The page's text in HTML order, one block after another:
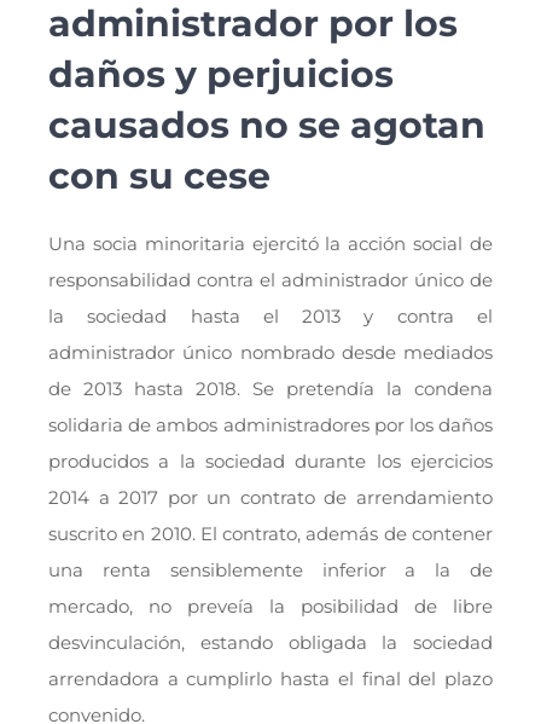
administrador por los
daños y perjuicios
causados no se agotan
con su cese
Una socia minoritaria ejercitó la acción social de
responsabilidad contra el administrador único de
la sociedad hasta el 2013 y contra el
administrador único nombrado desde mediados
de 2013 hasta 2018. Se pretendía la condena
solidaria de ambos administradores por los daños
producidos a la sociedad durante los ejercicios
2014 a 2017 por un contrato de arrendamiento
suscrito en 2010. El contrato, además de contener
una renta sensiblemente inferior a la de
mercado, no preveía la posibilidad de libre
desvinculación, estando obligada la sociedad
arrendadora a cumplirlo hasta el final del plazo
convenido.